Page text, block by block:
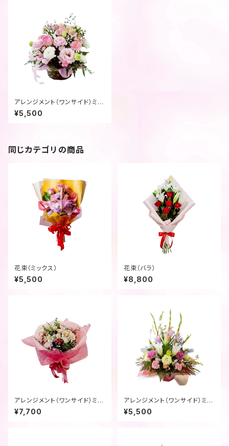
アレンジメント（ワンサイド）ミッ
クス
¥5,500
同じカテゴリの商品
花束（ミックス）
¥5,500
花束（バラ）
¥8,800
アレンジメント（ワンサイド）ミッ
クス
¥7,700
アレンジメント（ワンサイド）ミッ
クス
¥5,500